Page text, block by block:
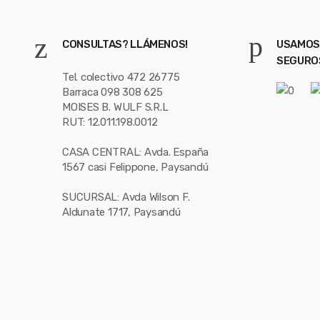
CONSULTAS? LLÁMENOS!
Tel. colectivo 472 26775
Barraca 098 308 625
MOISES B. WULF S.R.L
RUT: 12.011.198.0012
CASA CENTRAL: Avda. España
1567 casi Felippone, Paysandú
SUCURSAL: Avda Wilson F.
Aldunate 1717, Paysandú